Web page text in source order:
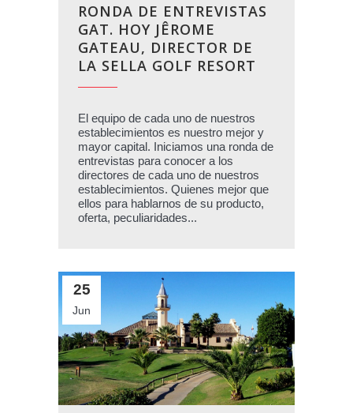
RONDA DE ENTREVISTAS
GAT. HOY JÊROME
GATEAU, DIRECTOR DE
LA SELLA GOLF RESORT
El equipo de cada uno de nuestros
establecimientos es nuestro mejor y
mayor capital. Iniciamos una ronda de
entrevistas para conocer a los
directores de cada uno de nuestros
establecimientos. Quienes mejor que
ellos para hablarnos de su producto,
oferta, peculiaridades...
25
Jun